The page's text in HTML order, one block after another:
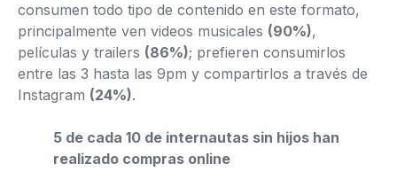
consumen todo tipo de contenido en este formato,
principalmente ven videos musicales (90%),
películas y trailers (86%); prefieren consumirlos
entre las 3 hasta las 9pm y compartirlos a través de
Instagram (24%).
5 de cada 10 de internautas sin hijos han
realizado compras online